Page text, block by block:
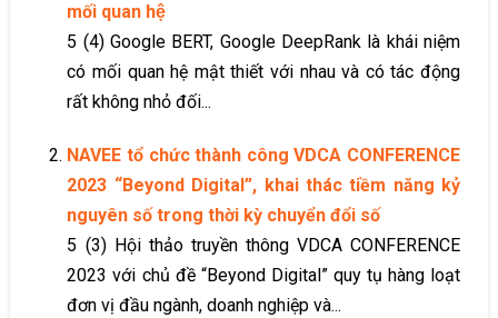
mối quan hệ
5 (4) Google BERT, Google DeepRank là khái niệm
có mối quan hệ mật thiết với nhau và có tác động
rất không nhỏ đối...
NAVEE tổ chức thành công VDCA CONFERENCE
2023 “Beyond Digital”, khai thác tiềm năng kỷ
nguyên số trong thời kỳ chuyển đổi số
5 (3) Hội thảo truyền thông VDCA CONFERENCE
2023 với chủ đề “Beyond Digital” quy tụ hàng loạt
đơn vị đầu ngành, doanh nghiệp và...